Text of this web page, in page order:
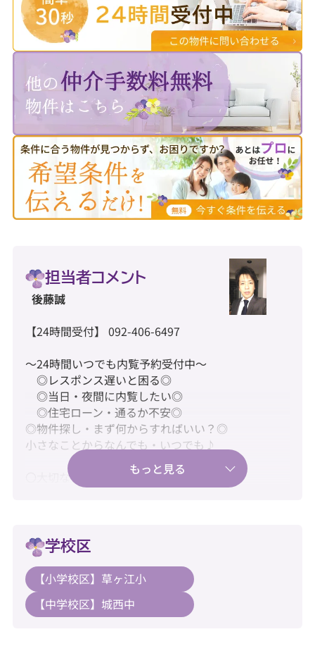
担当者コメント
後藤誠
【24時間受付】 092-406-6497
～24時間いつでも内覧予約受付中～
◎レスポンス遅いと困る◎
◎当日・夜間に内覧したい◎
◎住宅ローン・通るか不安◎
◎物件探し・まず何からすればいい？◎
小さなことからなんでも・いつでも♪
〇大切なペットと暮らせる住まい♪
〇2025年7月に大規模修繕工事済♪
【教育】
◆草ヶ江小学校：徒歩4分
◆城西中学校：徒歩13分
学校区
【小学校区】草ヶ江小
【中学校区】城西中